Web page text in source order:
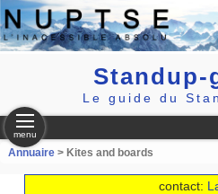
Standup-
Le guide du
menu
Annuaire> Kites and boards
contact: